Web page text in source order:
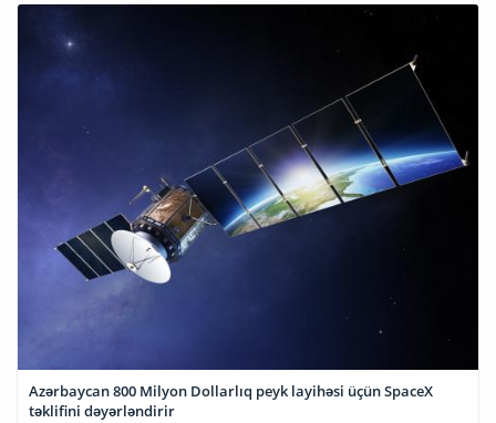
Azərbaycan 800 Milyon Dollarlıq peyk layihəsi üçün SpaceX
təklifini dəyərləndirir